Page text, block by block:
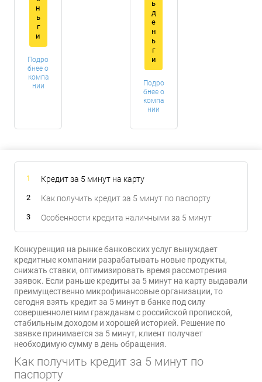
н
ь
г
и
Подро
бнее о
компа
нии
ь
д
е
н
ь
г
и
Подро
бнее о
компа
нии
Кредит за 5 минут на карту
Как получить кредит за 5 минут по паспорту
Особенности кредита наличными за 5 минут
Конкуренция на рынке банковских услуг вынуждает
кредитные компании разрабатывать новые продукты,
снижать ставки, оптимизировать время рассмотрения
заявок. Если раньше кредиты за 5 минут на карту выдавали
преимущественно микрофинансовые организации, то
сегодня взять кредит за 5 минут в банке под силу
совершеннолетним гражданам с российской пропиской,
стабильным доходом и хорошей историей. Решение по
заявке принимается за 5 минут, клиент получает
необходимую сумму в день обращения.
Как получить кредит за 5 минут по
паспорту